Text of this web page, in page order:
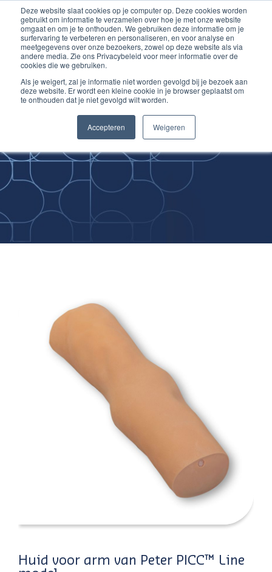
Deze website slaat cookies op je computer op. Deze cookies worden
gebruikt om informatie te verzamelen over hoe je met onze website
omgaat en om je te onthouden. We gebruiken deze informatie om je
surfervaring te verbeteren en personaliseren, en voor analyse en
meetgegevens over onze bezoekers, zowel op deze website als via
andere media. Zie ons Privacybeleid voor meer informatie over de
cookies die we gebruiken.
Als je weigert, zal je informatie niet worden gevolgd bij je bezoek aan
deze website. Er wordt een kleine cookie in je browser geplaatst om
te onthouden dat je niet gevolgd wilt worden.
Accepteren Weigeren
Inloggen account
Ga
naar
de
inhoud
Improving
Medical Skills
Huid voor arm van Peter PICC™ Line